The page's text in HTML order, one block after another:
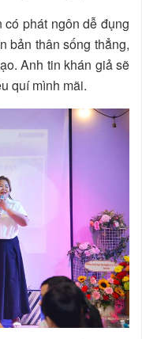
phát ngôn dễ đụng
bản thân sống thẳng,
Anh tin khán giả sẽ
quí mình mãi.